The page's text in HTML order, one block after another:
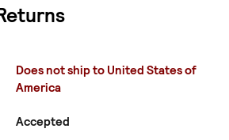
Does not ship to United States of
America
Accepted